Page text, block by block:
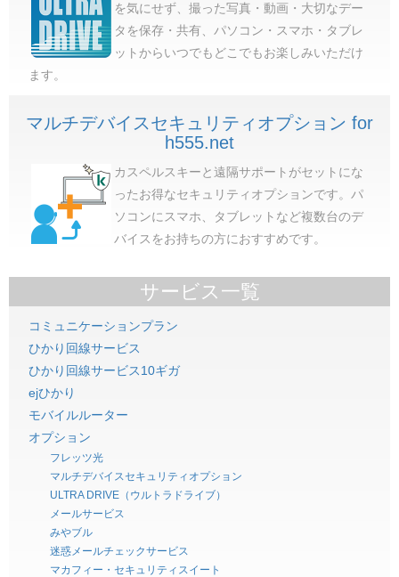
を気にせず、撮った写真・動画・大切なデー
タを保存・共有、パソコン・スマホ・タブレ
ットからいつでもどこでもお楽しみいただけ
ます。
マルチデバイスセキュリティオプション for
h555.net
カスペルスキーと遠隔サポートがセットにな
ったお得なセキュリティオプションです。パ
ソコンにスマホ、タブレットなど複数台のデ
バイスをお持ちの方におすすめです。
サービス一覧
コミュニケーションプラン
ひかり回線サービス
ひかり回線サービス10ギガ
ejひかり
モバイルルーター
オプション
フレッツ光
マルチデバイスセキュリティオプション
ULTRA DRIVE（ウルトラドライブ）
メールサービス
みやブル
迷惑メールチェックサービス
マカフィー・セキュリティスイート